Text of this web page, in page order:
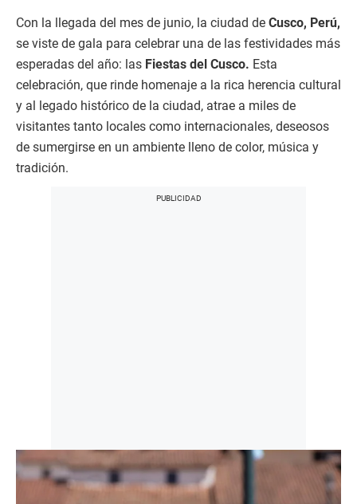
Con la llegada del mes de junio, la ciudad de Cusco, Perú,
se viste de gala para celebrar una de las festividades más
esperadas del año: las Fiestas del Cusco. Esta
celebración, que rinde homenaje a la rica herencia cultural
y al legado histórico de la ciudad, atrae a miles de
visitantes tanto locales como internacionales, deseosos
de sumergirse en un ambiente lleno de color, música y
tradición.